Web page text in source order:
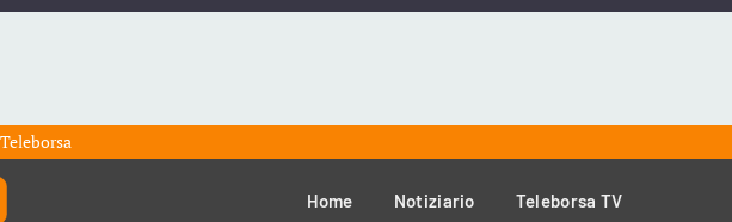
Teleborsa
Home Notiziario Teleborsa TV